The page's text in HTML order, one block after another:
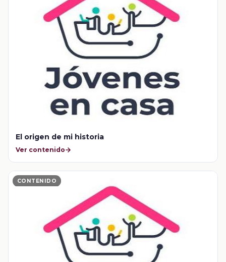
El origen de mi historia
Ver contenido
CONTENIDO